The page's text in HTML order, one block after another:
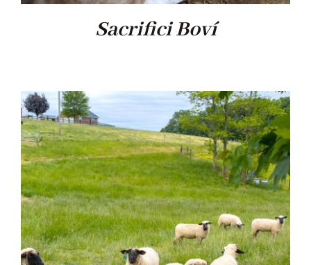
Sacrifici Boví